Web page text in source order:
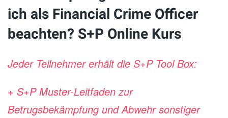
ich als Financial Crime Officer
beachten? S+P Online Kurs
Jeder Teilnehmer erhält die S+P Tool Box:
+ S+P Muster-Leitfaden zur
Betrugsbekämpfung und Abwehr sonstiger